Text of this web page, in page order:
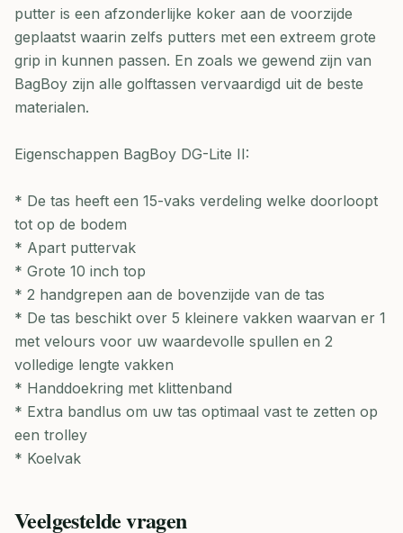
putter is een afzonderlijke koker aan de voorzijde
geplaatst waarin zelfs putters met een extreem grote
grip in kunnen passen. En zoals we gewend zijn van
BagBoy zijn alle golftassen vervaardigd uit de beste
materialen.
Eigenschappen BagBoy DG-Lite II:
* De tas heeft een 15-vaks verdeling welke doorloopt
tot op de bodem
* Apart puttervak
* Grote 10 inch top
* 2 handgrepen aan de bovenzijde van de tas
* De tas beschikt over 5 kleinere vakken waarvan er 1
met velours voor uw waardevolle spullen en 2
volledige lengte vakken
* Handdoekring met klittenband
* Extra bandlus om uw tas optimaal vast te zetten op
een trolley
* Koelvak
Veelgestelde vragen